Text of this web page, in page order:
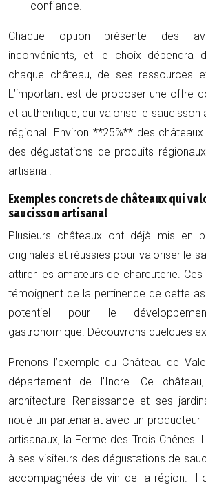
confiance.
Chaque option présente des
inconvénients, et le choix dépendra
chaque château, de ses ressources
L’important est de proposer une offre
et authentique, qui valorise le saucisson
régional. Environ **25%** des
des dégustations de produits
artisanal.
Exemples concrets de châteaux qui
saucisson artisanal
Plusieurs châteaux ont déjà mis en
originales et réussies pour valoriser le
attirer les amateurs de charcuterie.
témoignent de la pertinence de cette
potentiel pour le
gastronomique. Découvrons quelques
Prenons l’exemple du Château de
département de l’Indre. Ce
architecture Renaissance et ses
noué un partenariat avec un producteur
artisanaux, la Ferme des Trois Chênes.
à ses visiteurs des dégustations de
accompagnées de vin de la région. Il